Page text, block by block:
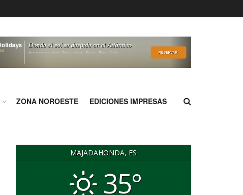
ZONA NOROESTE EDICIONES IMPRESAS
MAJADAHONDA, ES
35°